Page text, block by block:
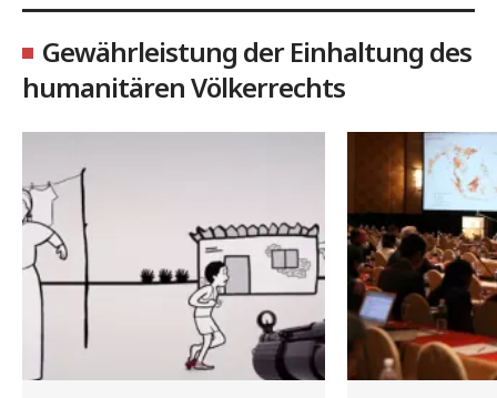
Gewährleistung der Einhaltung des
humanitären Völkerrechts